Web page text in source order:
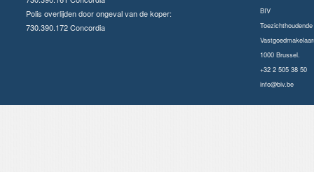
Polis overlijden door ongeval van de koper:
730.390.172 Concordia
BIV
1000 Brussel.
+32 2 505 38 50
info@biv.be